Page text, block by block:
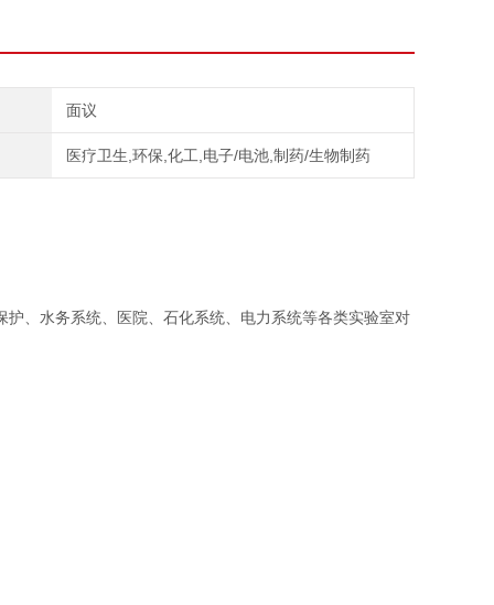
面议
医疗卫生,环保,化工,电子/电池,制药/生物制药
水务系统、医院、石化系统、电力系统等各类实验室对